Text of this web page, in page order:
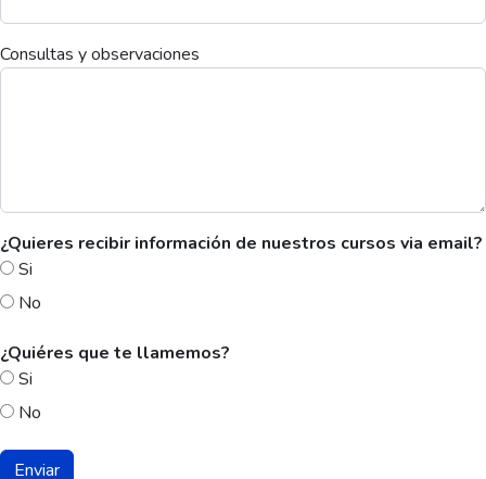
Consultas y observaciones
¿Quieres recibir información de nuestros cursos via email?
Si
No
¿Quiéres que te llamemos?
Si
No